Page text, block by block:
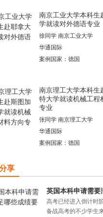
南京工业大学本科生
学就读对外德语专业
徐同学 南京工业大学
华通国际
案例国家：德国
南京理工大学本科生
特大学就读机械工程
专业
张同学 南京理工大学
华通国际
案例国家：德国
享
英国本科申请需要
成绩要求？
高考已经进入倒计时
备战高考的不少学生